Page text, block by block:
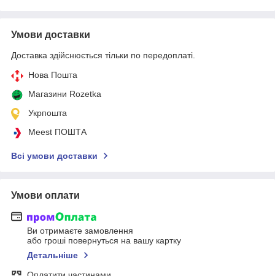
Умови доставки
Доставка здійснюється тільки по передоплаті.
Нова Пошта
Магазини Rozetka
Укрпошта
Meest ПОШТА
Всі умови доставки
Умови оплати
Ви отримаєте замовлення
або гроші повернуться на вашу картку
Детальніше